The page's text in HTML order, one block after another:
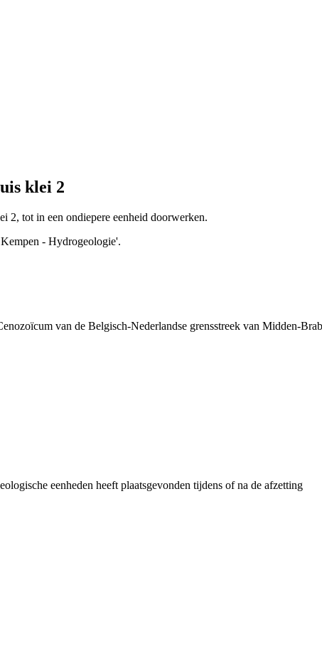
klei 2
2, tot in een ondiepere eenheid doorwerken.
- Hydrogeologie'.
van de Belgisch-Nederlandse grensstreek van Midden-
eenheden heeft plaatsgevonden tijdens of na de afzetting